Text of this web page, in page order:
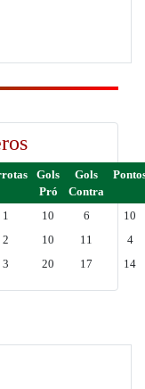
Gols
Pró
Gols
Contra
1 10 6
10
2 10 11
4
3 20 17 14